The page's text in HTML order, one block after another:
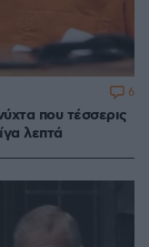
που τέσσερις
λεπτά
6